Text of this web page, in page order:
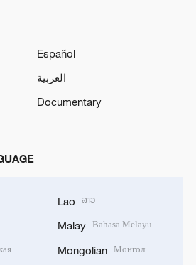
Español
العربية
Documentary
Lao ລາວ
Malay Bahasa Melayu
Mongolian Монгол